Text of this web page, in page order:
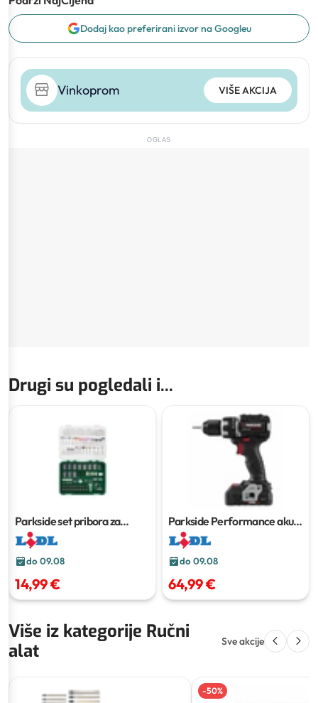
Dodaj kao preferirani izvor na Googleu
Vinkoprom VIŠE AKCIJA
OGLAS
Drugi su pogledali i...
Parkside set pribora za
preciznu bušilicu-brusilicu
544 dijelova
do 09.08
14,99 €
Parkside Performance aku
bušilica/odvijač
do 09.08
64,99 €
Više iz kategorije Ručni
alat
Sve akcije
-50%